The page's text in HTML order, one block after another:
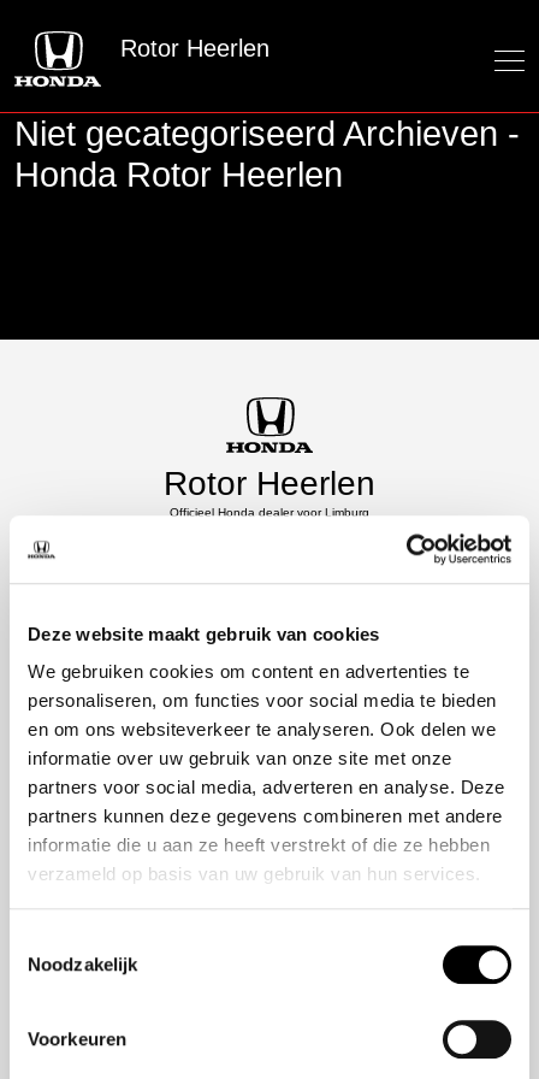
Deze website maakt gebruik van cookies
We gebruiken cookies om content en advertenties te
personaliseren, om functies voor social media te bieden
en om ons websiteverkeer te analyseren. Ook delen we
informatie over uw gebruik van onze site met onze
partners voor social media, adverteren en analyse. Deze
partners kunnen deze gegevens combineren met andere
informatie die u aan ze heeft verstrekt of die ze hebben
verzameld op basis van uw gebruik van hun services.
Noodzakelijk
Voorkeuren
Rotor Heerlen
Niet gecategoriseerd Archieven -
Honda Rotor Heerlen
Rotor Heerlen
Officieel Honda dealer voor Limburg
Modellen
e:Ny1
ZR-V e:HEV
CR-V e:HEV & e:PHEV
HR-V e:HEV